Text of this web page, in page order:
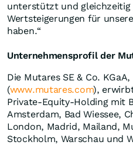
unterstützt und gleichzeitig
Wertsteigerungen für
haben.“
Unternehmensprofil der
Die Mutares SE & Co.
(www.mutares.com),
Private-Equity-Holding mit
Amsterdam, Bad Wiessee,
London, Madrid, Mailand,
Stockholm, Warschau und